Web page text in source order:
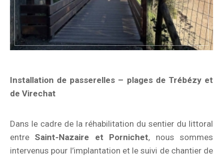
Installation de passerelles – plages de Trébézy et
de Virechat
Dans le cadre de la réhabilitation du sentier du littoral
entreSaint-Nazaire et Pornichet, nous sommes
intervenus pour l’implantation et le suivi de chantier de